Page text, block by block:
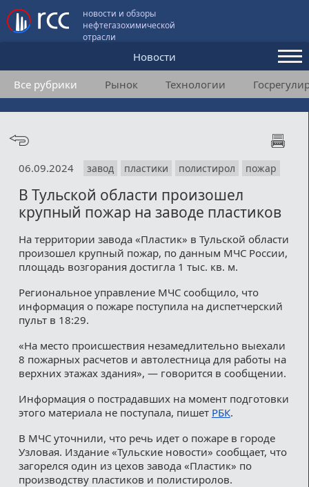
новости и обзоры
нефтегазохимической
отрасли
Новости
Аналитика и мнения
Конференции
Подписка
Медиакит
Все рубрики Рынок Технологии
06.09.2024 завод пластики полистирол пожар
В Тульской области произошел
крупный пожар на заводе пластиков
На территории завода «Пластик» в Тульской области
произошел крупный пожар, по данным МЧС России,
площадь возгорания достигла 1 тыс. кв. м.
Региональное управление МЧС сообщило, что
информация о пожаре поступила на диспетчерский
пульт в 18:29.
«На место происшествия незамедлительно выехали
8 пожарных расчетов и автолестница для работы на
верхних этажах здания», — говорится в сообщении.
Информация о пострадавших на момент подготовки
этого материала не поступала, пишет РБК.
В МЧС уточнили, что речь идет о пожаре в городе
Узловая. Издание «Тульские новости» сообщает, что
загорелся один из цехов завода «Пластик» по
производству пластиков и полистиролов.